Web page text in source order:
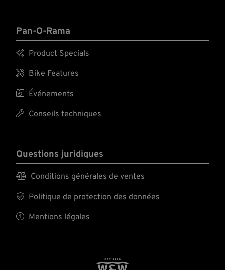
Pan-O-Rama
 Product Specials
 Bike Features
 Événements
 Conseils techniques
Questions juridiques
 Conditions générales de ventes
 Politique de protection des données
 Mentions légales